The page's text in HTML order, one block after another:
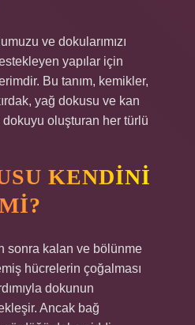
ve dokularımızı
yapılar için
Bu tanım, kemikler,
yağ dokusu ve kan
dokuyu oluşturan her türlü
KENDINI
sonra kalan ve bölünme
hücrelerin çoğalması
dokunun
Ancak bağ